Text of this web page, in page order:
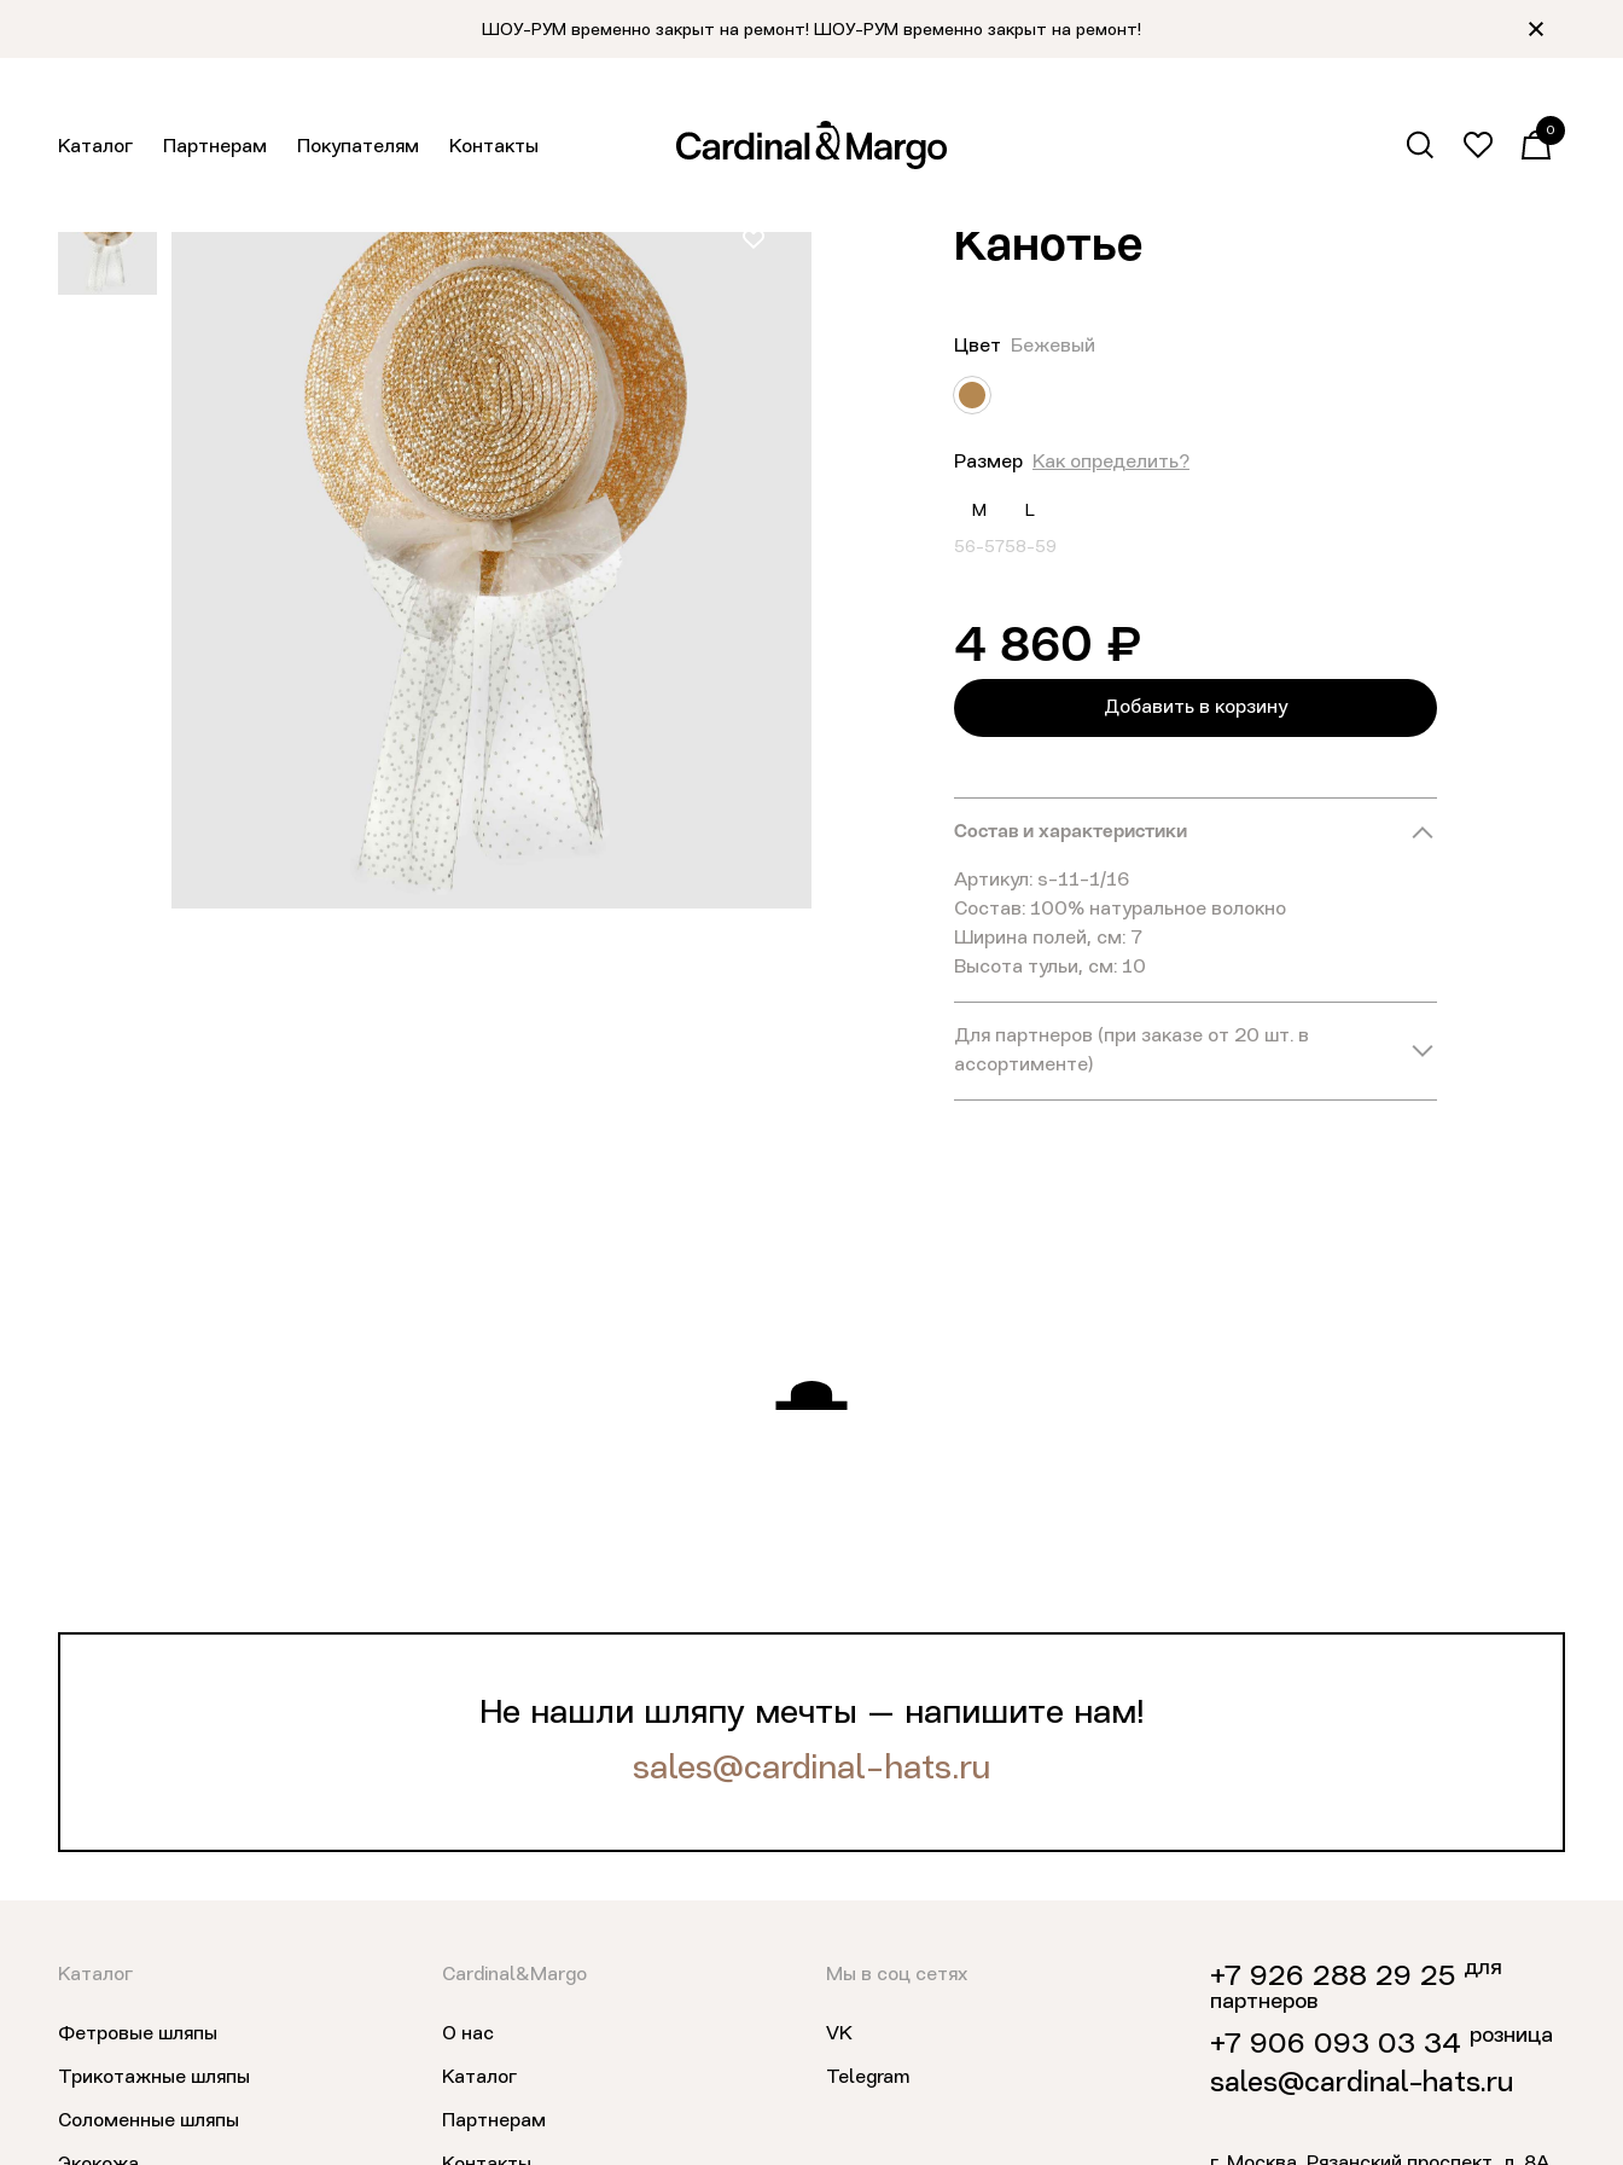
ШОУ-РУМ временно закрыт на ремонт! ШОУ-РУМ временно закрыт на ремонт!
Каталог Партнерам Покупателям Контакты
0
Канотье
Цвет Бежевый
Размер Как определить?
M
56-57
L
58-59
4 860 ₽
Добавить в корзину
Состав и характеристики
Артикул: s-11-1/16
Состав: 100% натуральное волокно
Ширина полей, см: 7
Высота тульи, см: 10
Для партнеров (при заказе от 20 шт. в
ассортименте)
Не нашли шляпу мечты — напишите нам!
sales@cardinal-hats.ru
Каталог
Фетровые шляпы
Трикотажные шляпы
Соломенные шляпы
Cardinal&Margo
О нас
Каталог
Партнерам
Мы в соц сетях
VK
Telegram
+7 926 288 29 25 для
партнеров
+7 906 093 03 34 розница
sales@cardinal-hats.ru